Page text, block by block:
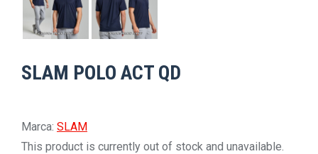
SLAM POLO ACT QD
Marca: SLAM
This product is currently out of stock and unavailable.